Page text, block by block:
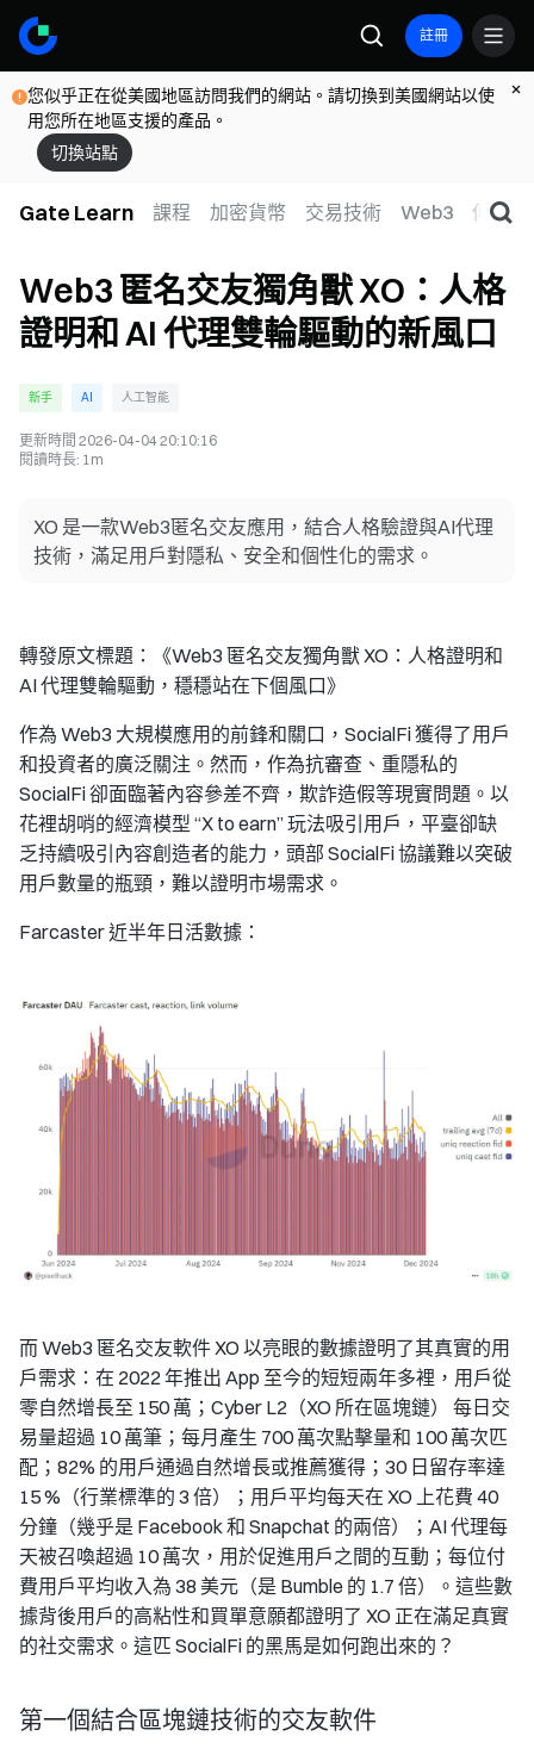
註冊
您似乎正在從美國地區訪問我們的網站。請切換到美國網站以使
用您所在地區支援的產品。
切換站點
Gate Learn 課程 加密貨幣 交易技術 Web3 傳統金
Web3 匿名交友獨角獸 XO：人格
證明和 AI 代理雙輪驅動的新風口
新手 AI 人工智能
更新時間 2026-04-04 20:10:16
閱讀時長: 1m
XO 是一款Web3匿名交友應用，結合人格驗證與AI代理
技術，滿足用戶對隱私、安全和個性化的需求。
轉發原文標題：《Web3 匿名交友獨角獸 XO：人格證明和
AI 代理雙輪驅動，穩穩站在下個風口》
作為 Web3 大規模應用的前鋒和關口，SocialFi 獲得了用戶
和投資者的廣泛關注。然而，作為抗審查、重隱私的
SocialFi 卻面臨著內容參差不齊，欺詐造假等現實問題。以
花裡胡哨的經濟模型 “X to earn” 玩法吸引用戶，平臺卻缺
乏持續吸引內容創造者的能力，頭部 SocialFi 協議難以突破
用戶數量的瓶頸，難以證明市場需求。
Farcaster 近半年日活數據：
而 Web3 匿名交友軟件 XO 以亮眼的數據證明了其真實的用
戶需求：在 2022 年推出 App 至今的短短兩年多裡，用戶從
零自然增長至 150 萬；Cyber L2（XO 所在區塊鏈） 每日交
易量超過 10 萬筆；每月產生 700 萬次點擊量和 100 萬次匹
配；82% 的用戶通過自然增長或推薦獲得；30 日留存率達
15 %（行業標準的 3 倍）；用戶平均每天在 XO 上花費 40
分鐘（幾乎是 Facebook 和 Snapchat 的兩倍）；AI 代理每
天被召喚超過 10 萬次，用於促進用戶之間的互動；每位付
費用戶平均收入為 38 美元（是 Bumble 的 1.7 倍）。這些數
據背後用戶的高粘性和買單意願都證明了 XO 正在滿足真實
的社交需求。這匹 SocialFi 的黑馬是如何跑出來的？
第一個結合區塊鏈技術的交友軟件